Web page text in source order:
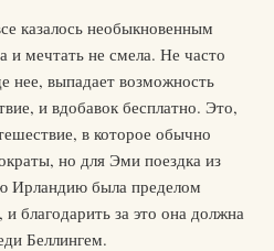
казалось необыкновенным
и мечтать не смела. Не часто
нее, выпадает возможность
и вдобавок бесплатно. Это,
в которое обычно
но для Эми поездка из
Ирландию была пределом
благодарить за это она должна
Беллингем.